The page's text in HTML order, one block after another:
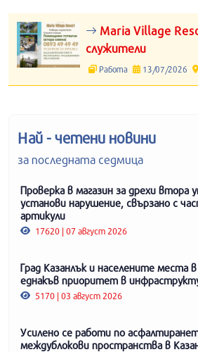
Maria Village
служители
Работа 13/07/2026
Най - четени новини
за последната седмица
Проверка в магазин за дрехи втора
установи нарушение, свързано с
артикули
17620 | 07 август 2026
Град Казанлък и населените места
еднакъв приоритет в
5170 | 03 август 2026
Усилено се работи по
междублокови пространства в